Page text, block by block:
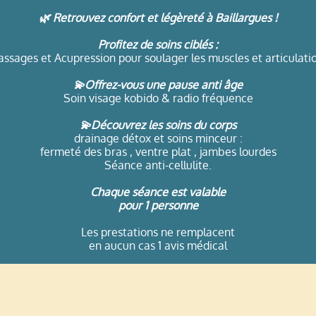
🌿 Retrouvez confort et légèreté à Baillargues !
Profitez de soins ciblés :
et Acupression pour soulager les muscles et
💫Offrez-vous une pause anti âge
Soin visage kobido & radio fréquence
💫Découvrez les soins du corps
drainage détox et soins minceur :
fermeté des bras , ventre plat , jambes lourdes
Séance anti-cellulite.
Chaque séance est valable
pour 1 personne
Les prestations ne remplacent
en aucun cas 1 avis médical